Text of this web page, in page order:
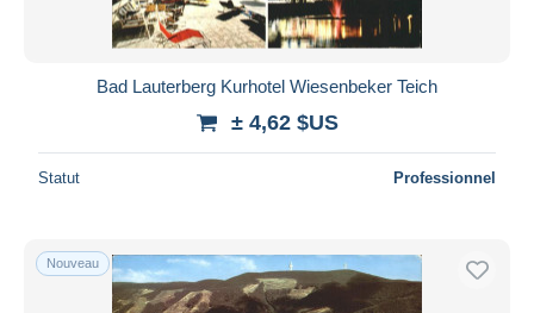
Bad Lauterberg Kurhotel Wiesenbeker Teich
± 4,62 $US
Statut Professionnel
Nouveau